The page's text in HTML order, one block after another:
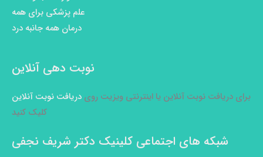
علم پزشکی برای همه
درمان همه جانبه درد
نوبت دهی آنلاین
برای دریافت نوبت آنلاین یا اینترنتی ویزیت روی دریافت نوبت آنلاین
کلیک کنید
شبکه های اجتماعی کلینیک دکتر شریف نجفی